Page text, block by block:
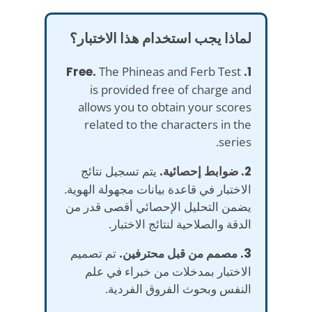
لماذا يجب استخدام هذا الاختبار؟
1. Free.
The Phineas and Ferb Test
is provided free of charge and
allows you to obtain your scores
related to the characters in the
series.
2. ضوابط إحصائية.
يتم تسجيل نتائج
الاختبار في قاعدة بيانات مجهولة الهوية.
يضمن التحليل الإحصائي أقصى قدر من
الدقة والصلاحية لنتائج الاختبار.
3. مصمم من قبل محترفين.
تم تصميم
الاختبار بمدخلات من خبراء في علم
النفس وبحوث الفروق الفردية.